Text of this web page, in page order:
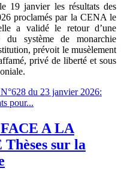
19 janvier les résultats des
proclamés par la CENA le
a validé le retour d’une
du système de monarchie
prévoit le musèlement
privé de liberté et sous
du 23 janvier 2026:
pour...
A LA
sur la